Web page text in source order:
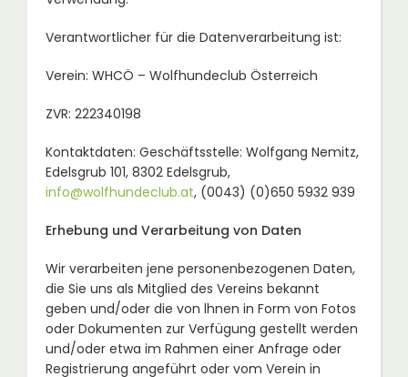
Verantwortlicher für die Datenverarbeitung ist:
Verein: WHCÖ – Wolfhundeclub Österreich
ZVR: 222340198
Kontaktdaten: Geschäftsstelle: Wolfgang Nemitz,
Edelsgrub 101, 8302 Edelsgrub,
info@wolfhundeclub.at, (0043) (0)650 5932 939
Erhebung und Verarbeitung von Daten
Wir verarbeiten jene personenbezogenen Daten,
die Sie uns als Mitglied des Vereins bekannt
geben und/oder die von lhnen in Form von Fotos
oder Dokumenten zur Verfügung gestellt werden
und/oder etwa im Rahmen einer Anfrage oder
Registrierung angeführt oder vom Verein in